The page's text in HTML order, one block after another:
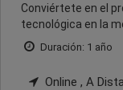
Conviértete en el
tecnológica en la
Duración: 1 año
Online , A